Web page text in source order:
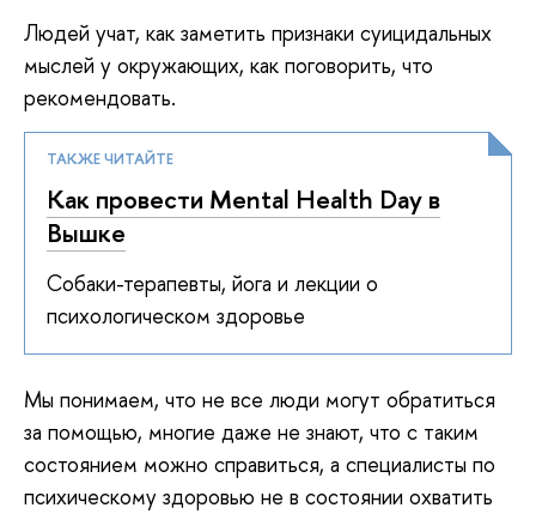
Людей учат, как заметить признаки суицидальных
мыслей у окружающих, как поговорить, что
рекомендовать.
ТАКЖЕ ЧИТАЙТЕ
Как провести Mental Health Day в
Вышке
Собаки-терапевты, йога и лекции о
психологическом здоровье
Мы понимаем, что не все люди могут обратиться
за помощью, многие даже не знают, что с таким
состоянием можно справиться, а специалисты по
психическому здоровью не в состоянии охватить